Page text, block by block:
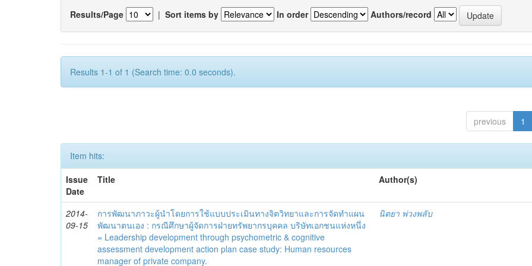
Results/Page | Sort items by In order Authors/record
Results 1-1 of 1 (Search time: 0.0 seconds).
previous 1
Item hits:
Issue
Date
Title Author(s)
2014-
09-15
การพัฒนาภาวะผู้นำโดยการใช้แบบประเมินทางจิตวิทยาและการจัดทำแผน
พัฒนาตนเอง : กรณีศึกษาผู้จัดการฝ่ายทรัพยากรบุคคล บริษัทเอกชนแห่งหนึ่ง
= Leadership development through psychometric & cognitive
assessment development action plan case study: Human resources
manager of private company.
นิตยา พ่วงพลับ